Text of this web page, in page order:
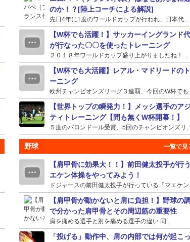
のか！？[陸上コーチによる解説]
先日4年に1度のワールドカップが行われ、日本代...
【W杯でも活躍！】サッカーイングランド
が行なった〇〇を使ったトレーニング
２０１８年ワールドカップ盛り上がりましたね！ ...
【W杯でも大活躍】レアル・マドリードの
ーニング
欧州チャンピオンズリーグ３連覇、今回のW杯でも...
【世界トップの瞬発力！】メッシ選手のア
ティトレーニング【間も無くW杯開幕！】
５度のバロンドール受賞、5回のチャンピオンズリ...
野球
【肩甲骨に効果大！！】前田健太投手が行
エケン体操をやってみよう！
ドジャースの前田健太投手が行っている「マエケン...
【肩甲骨が動かないと肩に負担！】野球の
で分かった肩甲骨とその周辺筋の重要性
肩を痛める選手と肘を痛める選手の違い 同...
「投げる」動作中、肩の内部では何が起こ